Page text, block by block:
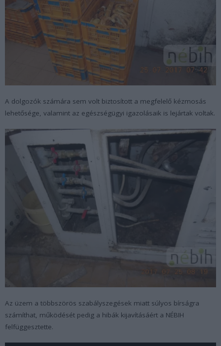
A dolgozók számára sem volt biztosított a megfelelő kézmosás
lehetősége, valamint az egészségügyi igazolásaik is lejártak voltak.
Az üzem a többszörös szabályszegések miatt súlyos bírságra
számíthat, működését pedig a hibák kijavításáért a NÉBIH
felfüggesztette.